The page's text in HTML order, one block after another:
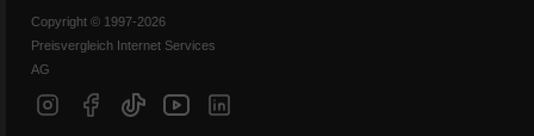
Copyright © 1997-2026
Preisvergleich Internet Services
AG